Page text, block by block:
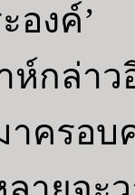
องค์’
ห์กล่า
าครอ